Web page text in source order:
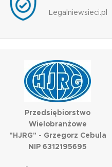
Legalniewsieci.pl
Przedsiębiorstwo
Wielobranżowe
"HJRG" - Grzegorz Cebula
NIP 6312195695